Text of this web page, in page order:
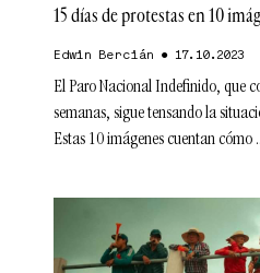
15 días de protestas en 10
Edwin Bercián 17.10.2023
El Paro Nacional Indefinido, que
semanas, sigue tensando la
Estas 10 imágenes cuentan cómo